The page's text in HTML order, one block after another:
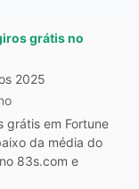
grátis no
2025
grátis em Fortune
da média do
83s.com e